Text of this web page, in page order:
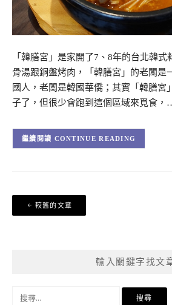
「韓膳宮」是家開了7、8年的台北韓
骨湯跟銅盤烤肉，「韓膳宮」的老闆是
國人，老闆是韓國華僑；其實「韓膳宮
子了，但很少會跑到這個區域來覓食，
CONTINUE READING
文
章
較舊的文章
輸入關鍵字找文